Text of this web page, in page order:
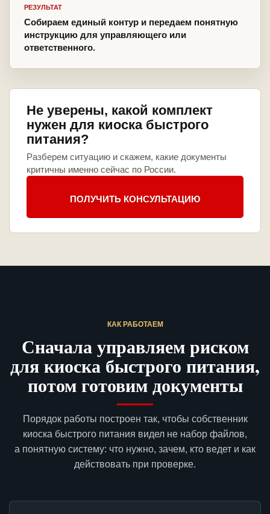
РЕЗУЛЬТАТ
Собираем единый контур и передаем понятную
инструкцию для управляющего или
ответственного.
Не уверены, какой комплект
нужен для киоска быстрого
питания?
Разберем ситуацию и скажем, какие документы
критичны именно сейчас по России.
ПОЛУЧИТЬ КОНСУЛЬТАЦИЮ
КАК РАБОТАЕМ
Сначала управляем риском
для киоска быстрого питания,
потом готовим документы
Порядок работы построен так, чтобы собственник
киоска быстрого питания видел не набор файлов,
а понятную систему: что нужно, зачем, кто ведет и как
действовать при проверке.